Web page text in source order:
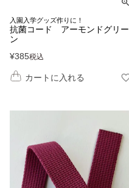
入園入学グッズ作りに！
抗菌コード アーモンドグリー
ン
¥385税込
カートに入れる